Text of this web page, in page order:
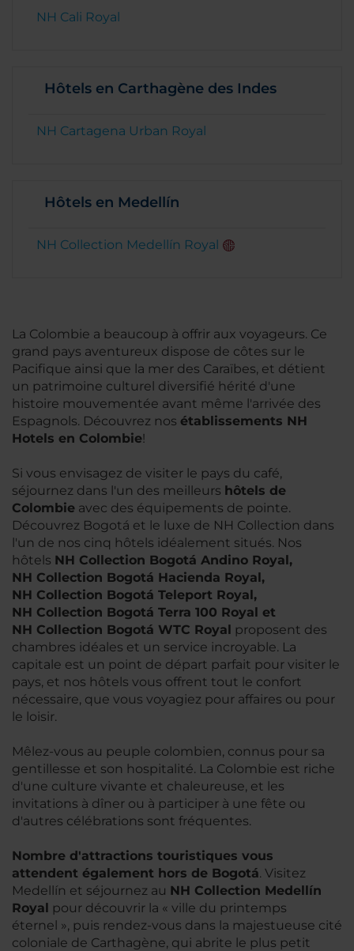
NH Cali Royal
Hôtels en Carthagène des Indes
NH Cartagena Urban Royal
Hôtels en Medellín
NH Collection Medellín Royal
La Colombie a beaucoup à offrir aux voyageurs. Ce
grand pays aventureux dispose de côtes sur le
Pacifique ainsi que la mer des Caraïbes, et détient
un patrimoine culturel diversifié hérité d'une
histoire mouvementée avant même l'arrivée des
Espagnols. Découvrez nos établissements NH
Hotels en Colombie!
Si vous envisagez de visiter le pays du café,
séjournez dans l'un des meilleurs hôtels de
Colombie avec des équipements de pointe.
Découvrez Bogotá et le luxe de NH Collection dans
l'un de nos cinq hôtels idéalement situés. Nos
hôtels NH Collection Bogotá Andino Royal,
NH Collection Bogotá Hacienda Royal,
NH Collection Bogotá Teleport Royal,
NH Collection Bogotá Terra 100 Royal et
NH Collection Bogotá WTC Royal proposent des
chambres idéales et un service incroyable. La
capitale est un point de départ parfait pour visiter le
pays, et nos hôtels vous offrent tout le confort
nécessaire, que vous voyagiez pour affaires ou pour
le loisir.
Mêlez-vous au peuple colombien, connus pour sa
gentillesse et son hospitalité. La Colombie est riche
d'une culture vivante et chaleureuse, et les
invitations à dîner ou à participer à une fête ou
d'autres célébrations sont fréquentes.
Nombre d'attractions touristiques vous
attendent également hors de Bogotá. Visitez
Medellín et séjournez au NH Collection Medellín
Royal pour découvrir la « ville du printemps
éternel », puis rendez-vous dans la majestueuse cité
coloniale de Carthagène, qui abrite le plus petit